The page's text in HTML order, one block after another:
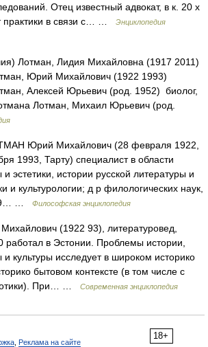
Отец известный адвокат, в к. 20 х
практики в связи с… …
Энциклопедия
Лотман, Лидия Михайловна (1917 2011)
Юрий Михайлович (1922 1993)
Алексей Юрьевич (род. 1952) биолог,
Лотман, Михаил Юрьевич (род.
Юрий Михайлович (28 февраля 1922,
1993, Тарту) специалист в области
эстетики, истории русской литературы и
и культурологии; д р филологических наук,
…
Философская энциклопедия
(1922 93), литературовед,
работал в Эстонии. Проблемы истории,
и культуры исследует в широком историко
бытовом контексте (в том числе с
При… …
Современная энциклопедия
18+
Реклама на сайте